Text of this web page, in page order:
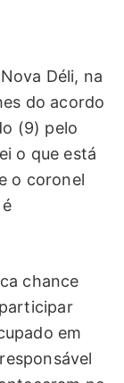
Déli, na
do acordo
(9) pelo
o que está
o coronel
chance
em